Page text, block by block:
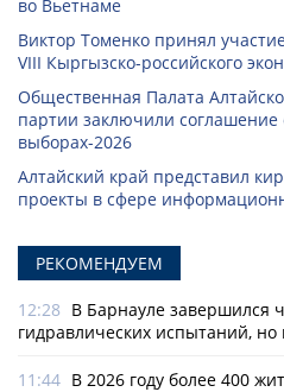
во Вьетнаме
Виктор Томенко принял
VIII Кыргызско-российского
Общественная Палата
партии заключили соглашение
выборах-2026
Алтайский край представил
проекты в сфере
РЕКОМЕНДУЕМ
12:28 В Барнауле завершился
гидравлических испытаний,
11:44 В 2026 году более 400